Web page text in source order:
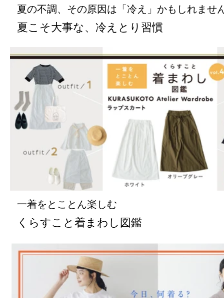
夏の不調、その原因は「冷え」かもしれませ
夏こそ大事な、冷えとり習慣
一着をとことん楽しむ
くらすこと着まわし図鑑